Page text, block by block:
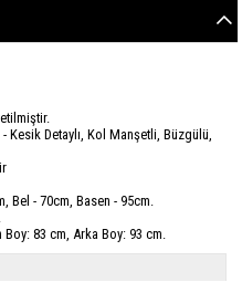
Kesik Detaylı, Kol Manşetli, Büzgülü,
Bel - 70cm, Basen - 95cm.
83 cm, Arka Boy: 93 cm.